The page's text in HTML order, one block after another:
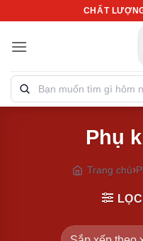
nội
CHẤT
Tìm
kiếm
Phụ
Trang chủ